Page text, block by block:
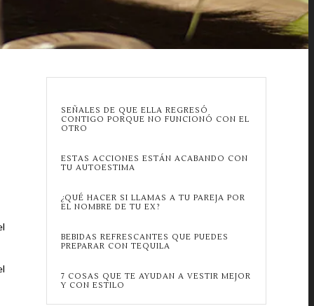
SEÑALES DE QUE ELLA REGRESÓ
CONTIGO PORQUE NO FUNCIONÓ CON EL
OTRO
ESTAS ACCIONES ESTÁN ACABANDO CON
TU AUTOESTIMA
¿QUÉ HACER SI LLAMAS A TU PAREJA POR
EL NOMBRE DE TU EX?
BEBIDAS REFRESCANTES QUE PUEDES
PREPARAR CON TEQUILA
7 COSAS QUE TE AYUDAN A VESTIR MEJOR
Y CON ESTILO